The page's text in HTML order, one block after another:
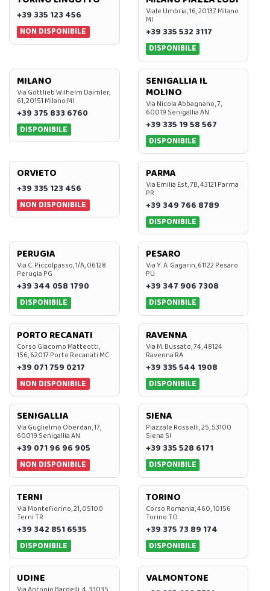
+39 335 123 456
NON DISPONIBILE
Viale Umbria, 16, 20137 Milano
MI
+39 335 532 3117
DISPONIBILE
MILANO
Via Gottlieb Wilhelm Daimler,
61, 20151 Milano MI
+39 375 833 6760
DISPONIBILE
SENIGALLIA IL
MOLINO
Via Nicola Abbagnano, 7,
60019 Senigallia AN
+39 335 19 58 567
DISPONIBILE
ORVIETO
+39 335 123 456
NON DISPONIBILE
PARMA
Via Emilia Est, 7B, 43121 Parma
PR
+39 349 766 8789
DISPONIBILE
PERUGIA
Via C. Piccolpasso, 1/A, 06128
Perugia PG
+39 344 058 1790
DISPONIBILE
PESARO
Via Y. A. Gagarin, 61122 Pesaro
PU
+39 347 906 7308
DISPONIBILE
PORTO RECANATI
Corso Giacomo Matteotti,
156, 62017 Porto Recanati MC
+39 071 759 0217
NON DISPONIBILE
RAVENNA
Via M. Bussato, 74, 48124
Ravenna RA
+39 335 544 1908
DISPONIBILE
SENIGALLIA
Via Guglielmo Oberdan, 17,
60019 Senigallia AN
+39 071 96 96 905
NON DISPONIBILE
SIENA
Piazzale Rosselli, 25, 53100
Siena SI
+39 335 528 6171
DISPONIBILE
TERNI
Via Montefiorino, 21, 05100
Terni TR
+39 342 851 6535
DISPONIBILE
TORINO
Corso Romania, 460, 10156
Torino TO
+39 375 73 89 174
DISPONIBILE
UDINE VALMONTONE